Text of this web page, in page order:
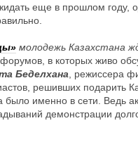
еще в прошлом году,
молодежь Казахстана
в которых живо
Беделхана , режиссера
решивших подарить
было именно в сети. Ведь
демонстрации